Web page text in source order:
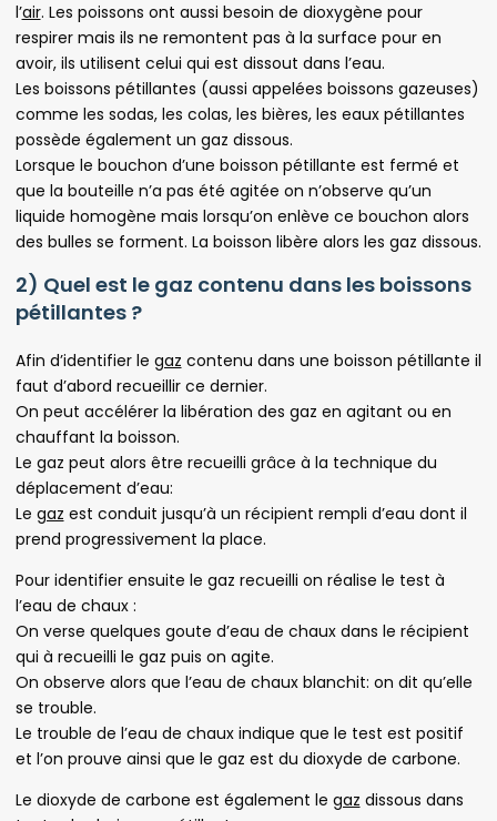
l’air. Les poissons ont aussi besoin de dioxygène pour
respirer mais ils ne remontent pas à la surface pour en
avoir, ils utilisent celui qui est dissout dans l’eau.
Les boissons pétillantes (aussi appelées boissons gazeuses)
comme les sodas, les colas, les bières, les eaux pétillantes
possède également un gaz dissous.
Lorsque le bouchon d’une boisson pétillante est fermé et
que la bouteille n’a pas été agitée on n’observe qu’un
liquide homogène mais lorsqu’on enlève ce bouchon alors
des bulles se forment. La boisson libère alors les gaz dissous.
2) Quel est le gaz contenu dans les boissons
pétillantes ?
Afin d’identifier le gaz contenu dans une boisson pétillante il
faut d’abord recueillir ce dernier.
On peut accélérer la libération des gaz en agitant ou en
chauffant la boisson.
Le gaz peut alors être recueilli grâce à la technique du
déplacement d’eau:
Le gaz est conduit jusqu’à un récipient rempli d’eau dont il
prend progressivement la place.
Pour identifier ensuite le gaz recueilli on réalise le test à
l’eau de chaux :
On verse quelques goute d’eau de chaux dans le récipient
qui à recueilli le gaz puis on agite.
On observe alors que l’eau de chaux blanchit: on dit qu’elle
se trouble.
Le trouble de l’eau de chaux indique que le test est positif
et l’on prouve ainsi que le gaz est du dioxyde de carbone.
Le dioxyde de carbone est également le gaz dissous dans